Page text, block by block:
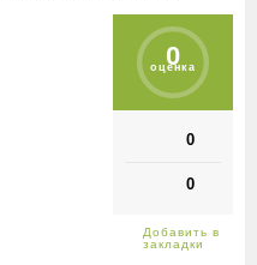
0
оценка
0
0